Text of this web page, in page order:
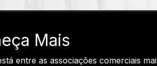
Mais
entre as associações comerciais